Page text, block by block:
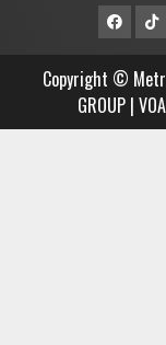
Copyright ©
GROUP |